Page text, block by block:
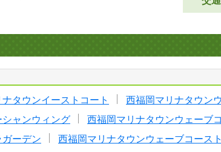
タウンイーストコート
西福岡マリナタウン
シャンウィング
西福岡マリナタウンウェーブ
ガーデン
西福岡マリナタウンウェーブコース